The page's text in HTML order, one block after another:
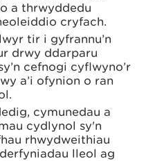
a thrwyddedu
cryfach.
tir i gyfrannu’n
drwy ddarparu
cefnogi cyflwyno’r
a’i ofynion o ran
cymunedau a
cydlynol sy'n
rhwydweithiau
lleol ag